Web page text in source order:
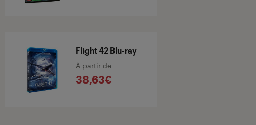
Flight 42 Blu-ray
À partir de
38,63€